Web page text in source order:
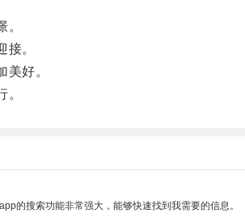
。
好。
的搜索功能非常强大，能够快速找到我需要的信息。